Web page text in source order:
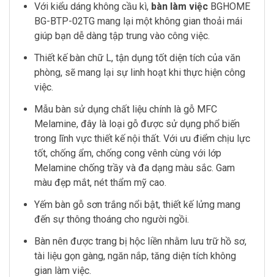
Với kiểu dáng không cầu kì, bàn làm việc BGHOME
BG-BTP-02TG mang lại một không gian thoải mái
giúp bạn dễ dàng tập trung vào công việc.
Thiết kế bàn chữ L, tận dụng tốt diện tích của văn
phòng, sẽ mang lại sự linh hoạt khi thực hiện công
việc.
Mẫu bàn sử dụng chất liệu chính là gỗ MFC
Melamine, đây là loại gỗ được sử dụng phổ biến
trong lĩnh vực thiết kế nội thất. Với ưu điểm chịu lực
tốt, chống ẩm, chống cong vênh cùng với lớp
Melamine chống trầy và đa dạng màu sắc. Gam
màu đẹp mắt, nét thẩm mỹ cao.
Yếm bàn gỗ sơn trắng nổi bật, thiết kế lửng mang
đến sự thông thoáng cho người ngồi.
Bàn nên được trang bị hộc liền nhằm lưu trữ hồ sơ,
tài liệu gọn gàng, ngăn nắp, tăng diện tích không
gian làm việc.